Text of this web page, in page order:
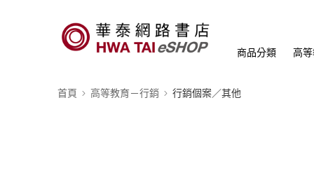
商品分類 高
首頁 高等教育－行銷 行銷個案／其他